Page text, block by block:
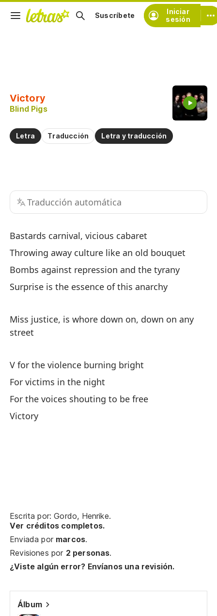
Iniciar
sesión
Suscríbete
Victory
Blind Pigs
Letra Traducción Letra y traducción
Traducción automática
Bastards carnival, vicious cabaret
Throwing away culture like an old bouquet
Bombs against repression and the tyrany
Surprise is the essence of this anarchy
Miss justice, is whore down on, down on any
street
V for the violence burning bright
For victims in the night
For the voices shouting to be free
Victory
Escrita por: Gordo, Henrike.
Ver créditos completos.
Enviada por marcos.
Revisiones por 2 personas.
¿Viste algún error? Envíanos una revisión.
Álbum
Practicar la pronunciación de